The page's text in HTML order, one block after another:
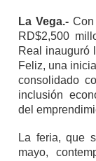
La Vega.-
RD$2,500
Real inauguró
Feliz, una
consolidado
inclusión
del
La feria, que
mayo,